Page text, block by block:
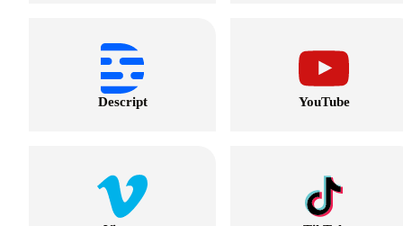
Descript YouTube